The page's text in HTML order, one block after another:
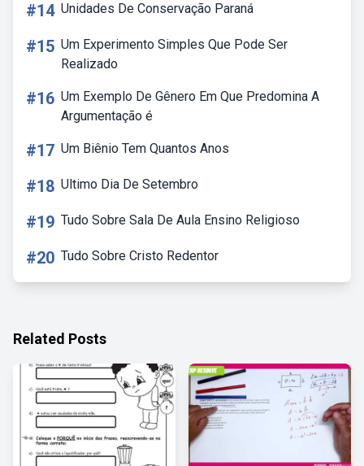
#14 Unidades De Conservação Paraná
#15 Um Experimento Simples Que Pode Ser
Realizado
#16 Um Exemplo De Gênero Em Que Predomina A
Argumentação é
#17 Um Biênio Tem Quantos Anos
#18 Ultimo Dia De Setembro
#19 Tudo Sobre Sala De Aula Ensino Religioso
#20 Tudo Sobre Cristo Redentor
Related Posts